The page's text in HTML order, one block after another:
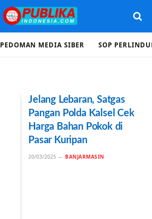
PEDOMAN MEDIA SIBER SOP
Jelang Lebaran, Satgas
Pangan Polda Kalsel Cek
Harga Bahan Pokok di
Pasar Kuripan
20/03/2025 BANJARMASIN